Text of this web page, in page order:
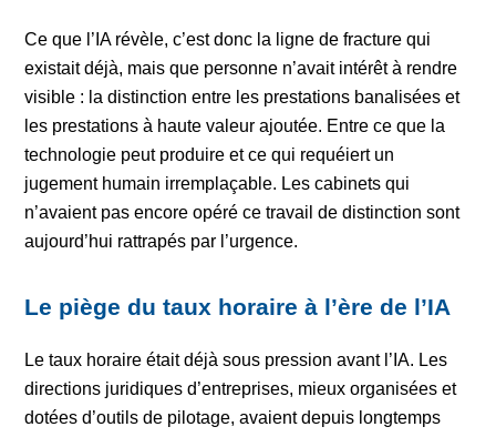
Ce que l’IA révèle, c’est donc la ligne de fracture qui
existait déjà, mais que personne n’avait intérêt à rendre
visible : la distinction entre les prestations banalisées et
les prestations à haute valeur ajoutée. Entre ce que la
technologie peut produire et ce qui requéiert un
jugement humain irremplaçable. Les cabinets qui
n’avaient pas encore opéré ce travail de distinction sont
aujourd’hui rattrapés par l’urgence.
Le piège du taux horaire à l’ère de l’IA
Le taux horaire était déjà sous pression avant l’IA. Les
directions juridiques d’entreprises, mieux organisées et
dotées d’outils de pilotage, avaient depuis longtemps